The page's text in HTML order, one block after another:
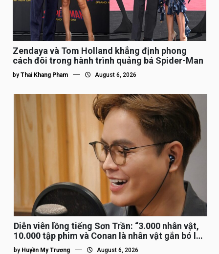
Zendaya và Tom Holland khẳng định phong
cách đôi trong hành trình quảng bá Spider-Man
by Thai Khang Pham August 6, 2026
Diễn viên lồng tiếng Sơn Trần: “3.000 nhân vật,
10.000 tập phim và Conan là nhân vật gắn bó lâu
nhất”
by Huyền My Trương August 6, 2026